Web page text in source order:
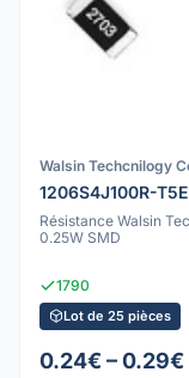
Walsin Techcnilogy
1206S4J100R-T5E
Résistance Walsin
0.25W SMD
1790
Lot de 25 pièces
0.24€ – 0.29€